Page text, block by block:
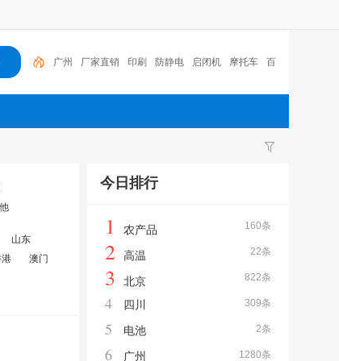
广州 厂家直销 印刷 防静电 启闭机 摩托车 百
福 咏玖进出口 体验桌 扑克 广州
山东
澳门
今日排行
160条
1 农产品
22条
2 高温
822条
3 北京
309条
4 四川
2条
5 电池
1280条
6 广州